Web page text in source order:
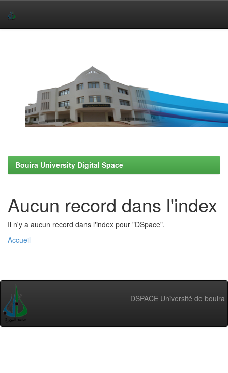
Bouira University Digital Space
Aucun record dans l'index
Il n'y a aucun record dans l'index pour "DSpace".
Accueil
DSPACE Université de bouira